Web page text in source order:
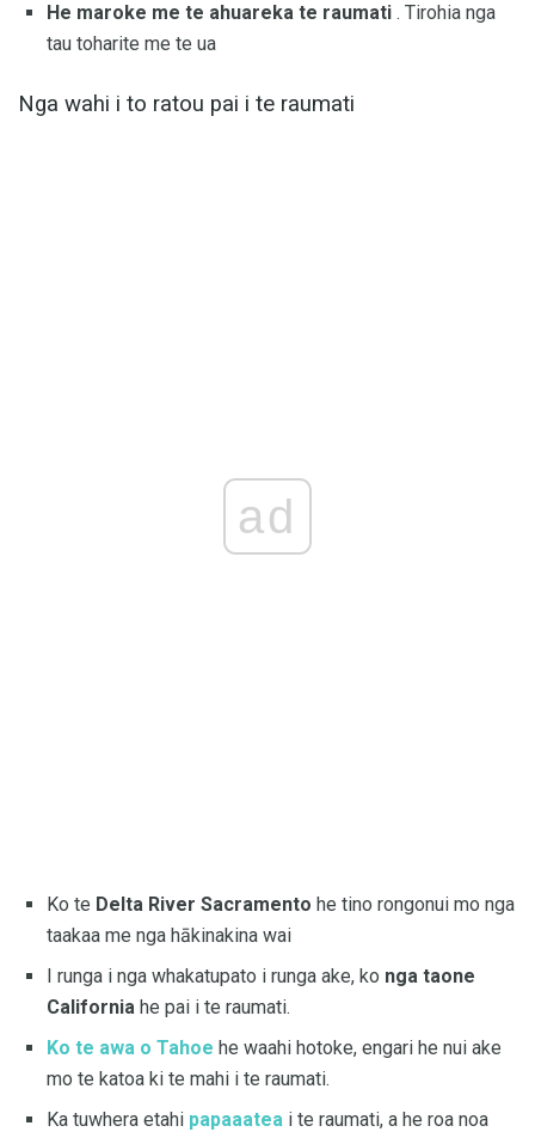
He maroke me te ahuareka te raumati . Tirohia nga
tau toharite me te ua
Nga wahi i to ratou pai i te raumati
ad
Ko te Delta River Sacramento he tino rongonui mo nga
taakaa me nga hākinakina wai
I runga i nga whakatupato i runga ake, ko nga taone
California he pai i te raumati.
Ko te awa o Tahoe he waahi hotoke, engari he nui ake
mo te katoa ki te mahi i te raumati.
Ka tuwhera etahi papaaatea i te raumati, a he roa noa